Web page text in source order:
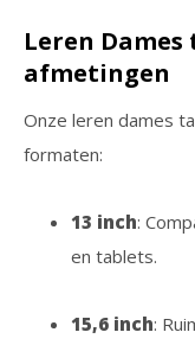
Leren
afmetingen
Onze leren dames
formaten:
13 inch:
en tablets.
15,6 inch: